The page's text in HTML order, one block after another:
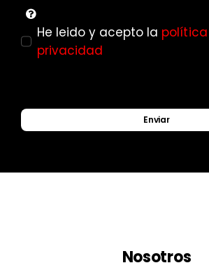
He leido y acepto la
privacidad
Enviar
Nosotros